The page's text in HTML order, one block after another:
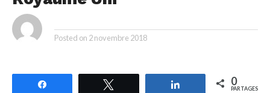
Posted on 2 novembre 2018
Partagez 0
PARTAGES